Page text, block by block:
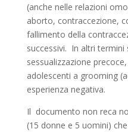
(anche nelle relazioni
aborto, contraccezione,
fallimento della
successivi. In altri termini
sessualizzazione
adolescenti a grooming
esperienza negativa.
Il documento non reca
(15 donne e 5 uomini)